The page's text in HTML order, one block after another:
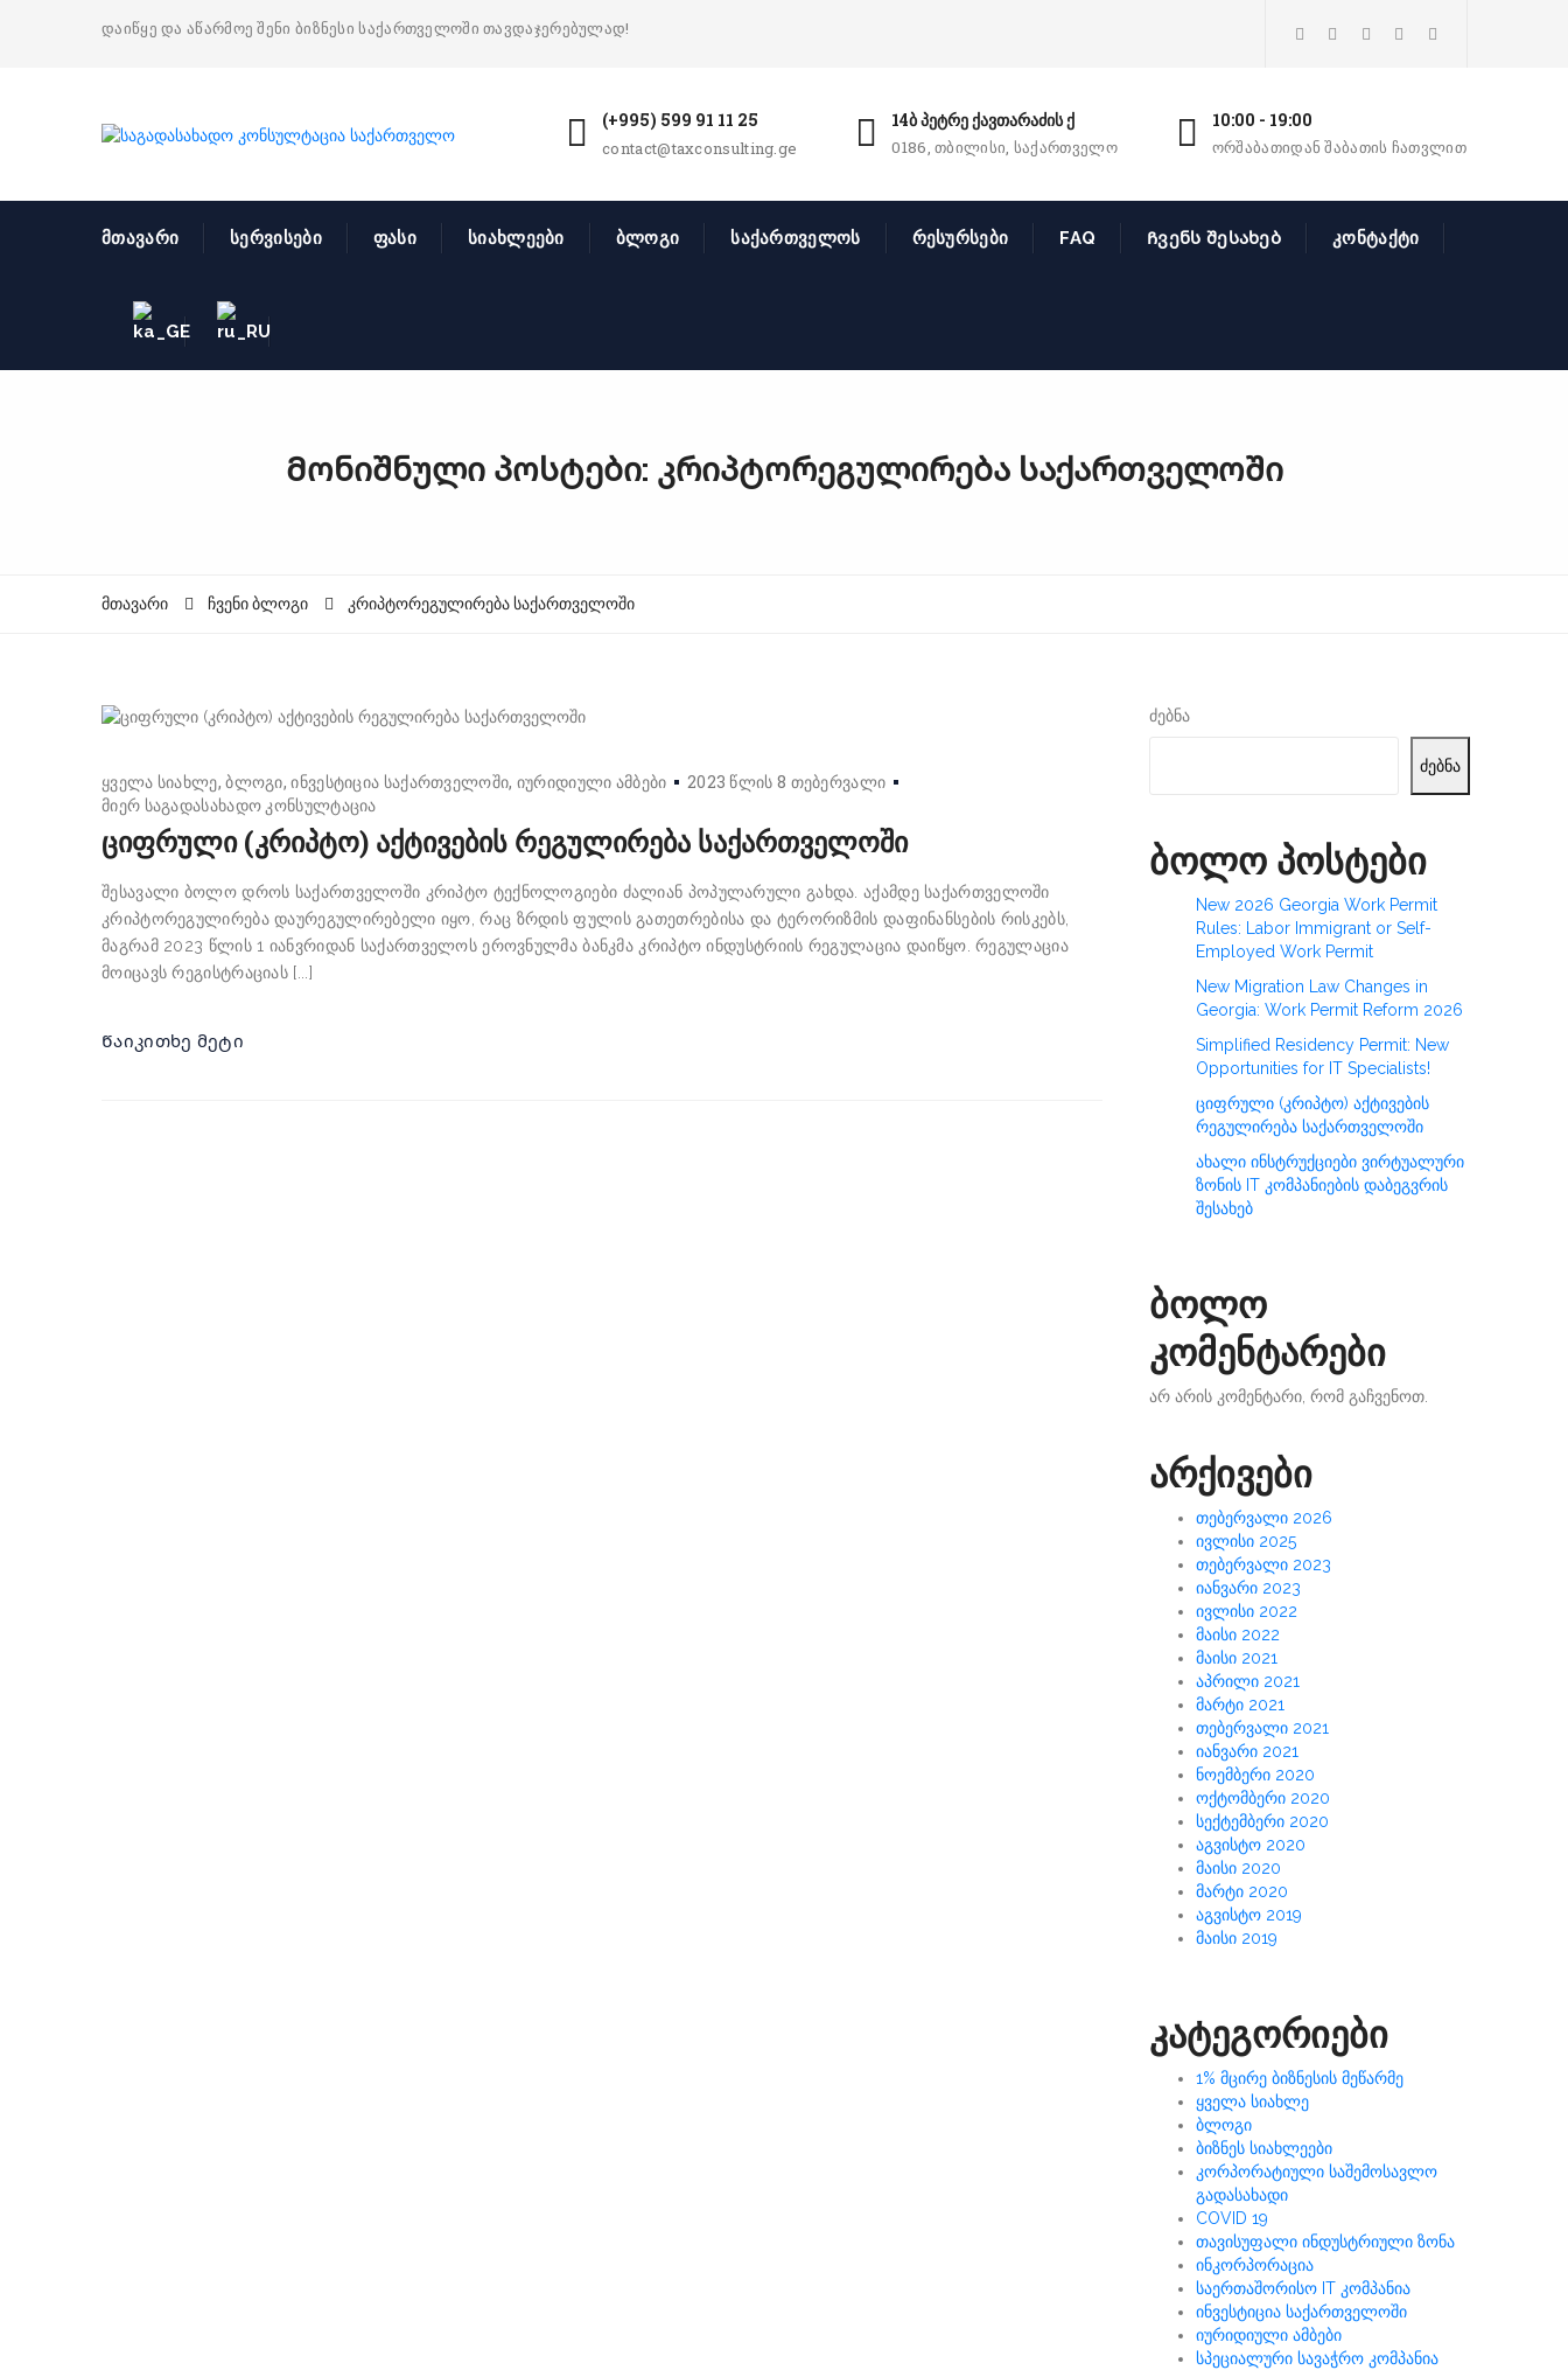
დაიწყე და აწარმოე შენი ბიზნესი საქართველოში თავდაჯერებულად!
(+995) 599 91 11 25
contact@taxconsulting.ge
14ბ პეტრე ქავთარაძის ქ
0186, თბილისი, საქართველო
10:00 - 19:00
ორშაბათიდან შაბათის ჩათვლით
მთავარი სერვისები ფასი სიახლეები ბლოგი საქართველოს რესურსები FAQ Ჩვენს შესახებ კონტაქტი
Მონიშნული პოსტები: კრიპტორეგულირება საქართველოში
მთავარი ჩვენი ბლოგი კრიპტორეგულირება საქართველოში
ყველა სიახლე ბლოგი ინვესტიცია საქართველოში იურიდიული ამბები
2023 წლის 8 თებერვალი
მიერ საგადასახადო კონსულტაცია
ციფრული (კრიპტო) აქტივების რეგულირება საქართველოში
შესავალი ბოლო დროს საქართველოში კრიპტო ტექნოლოგიები ძალიან პოპულარული გახდა. აქამდე საქართველოში
კრიპტორეგულირება დაურეგულირებელი იყო, რაც ზრდის ფულის გათეთრებისა და ტერორიზმის დაფინანსების რისკებს,
მაგრამ 2023 წლის 1 იანვრიდან საქართველოს ეროვნულმა ბანკმა კრიპტო ინდუსტრიის რეგულაცია დაიწყო. რეგულაცია
მოიცავს რეგისტრაციას [...]
Წაიკითხე მეტი
ძებნა
ძებნა
ბოლო პოსტები
New 2026 Georgia Work Permit
Rules: Labor Immigrant or Self-
Employed Work Permit
New Migration Law Changes in
Georgia: Work Permit Reform 2026
Simplified Residency Permit: New
Opportunities for IT Specialists!
ციფრული (კრიპტო) აქტივების
რეგულირება საქართველოში
ახალი ინსტრუქციები ვირტუალური
ზონის IT კომპანიების დაბეგვრის
შესახებ
ბოლო
კომენტარები
არ არის კომენტარი, რომ გაჩვენოთ.
არქივები
თებერვალი 2026
ივლისი 2025
თებერვალი 2023
იანვარი 2023
ივლისი 2022
მაისი 2022
მაისი 2021
აპრილი 2021
მარტი 2021
თებერვალი 2021
იანვარი 2021
ნოემბერი 2020
ოქტომბერი 2020
სექტემბერი 2020
აგვისტო 2020
მაისი 2020
მარტი 2020
აგვისტო 2019
მაისი 2019
კატეგორიები
1% მცირე ბიზნესის მეწარმე
ყველა სიახლე
ბლოგი
ბიზნეს სიახლეები
კორპორატიული საშემოსავლო
გადასახადი
COVID 19
თავისუფალი ინდუსტრიული ზონა
ინკორპორაცია
საერთაშორისო IT კომპანია
ინვესტიცია საქართველოში
იურიდიული ამბები
სპეციალური სავაჭრო კომპანია